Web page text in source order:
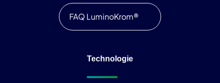
FAQ LuminoKrom®
Technologie